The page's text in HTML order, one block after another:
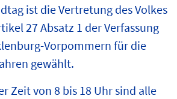
ist die Vertretung des Volkes
27 Absatz 1 der Verfassung
Vorpommern für die
gewählt.
Zeit von 8 bis 18 Uhr sind alle